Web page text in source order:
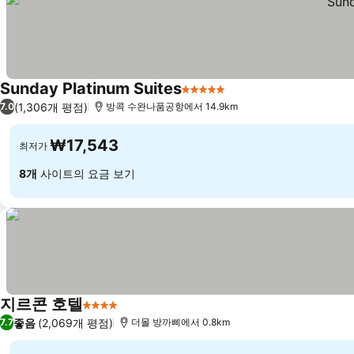
Sunday Platinum Suites5 성급
7.0(1,306개 평점) 방콕 수완나품공항에서 14.9km
최저가 ₩17,543
8개 사이트의 요금 보기
지르콘 호텔4 성급 요금 보기
7.7좋음 (2,069개 평점) 더몰 방까삐에서 0.8km